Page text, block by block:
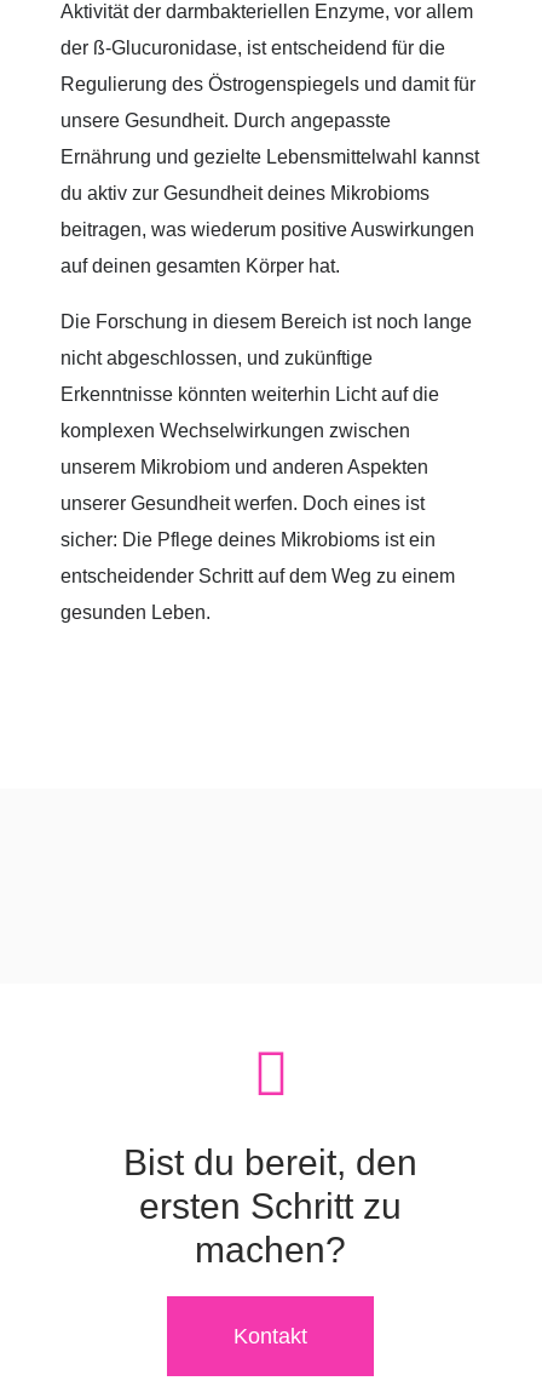
Aktivität der darmbakteriellen Enzyme, vor allem
der ß-Glucuronidase, ist entscheidend für die
Regulierung des Östrogenspiegels und damit für
unsere Gesundheit. Durch angepasste
Ernährung und gezielte Lebensmittelwahl kannst
du aktiv zur Gesundheit deines Mikrobioms
beitragen, was wiederum positive Auswirkungen
auf deinen gesamten Körper hat.
Die Forschung in diesem Bereich ist noch lange
nicht abgeschlossen, und zukünftige
Erkenntnisse könnten weiterhin Licht auf die
komplexen Wechselwirkungen zwischen
unserem Mikrobiom und anderen Aspekten
unserer Gesundheit werfen. Doch eines ist
sicher: Die Pflege deines Mikrobioms ist ein
entscheidender Schritt auf dem Weg zu einem
gesunden Leben.

Bist du bereit, den
ersten Schritt zu
machen?
Kontakt